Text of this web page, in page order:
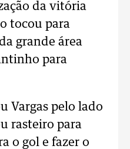
da vitória
tocou para
grande área
para
Vargas pelo lado
rasteiro para
o gol e fazer o